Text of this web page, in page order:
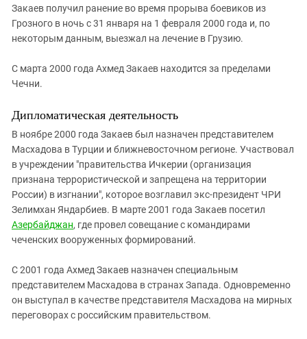
Закаев получил ранение во время прорыва боевиков из
Грозного в ночь с 31 января на 1 февраля 2000 года и, по
некоторым данным, выезжал на лечение в Грузию.
С марта 2000 года Ахмед Закаев находится за пределами
Чечни.
Дипломатическая деятельность
В ноябре 2000 года Закаев был назначен представителем
Масхадова в Турции и ближневосточном регионе. Участвовал
в учреждении "правительства Ичкерии (организация
признана террористической и запрещена на территории
России) в изгнании", которое возглавил экс-президент ЧРИ
Зелимхан Яндарбиев. В марте 2001 года Закаев посетил
Азербайджан, где провел совещание с командирами
чеченских вооруженных формирований.
С 2001 года Ахмед Закаев назначен специальным
представителем Масхадова в странах Запада. Одновременно
он выступал в качестве представителя Масхадова на мирных
переговорах с российским правительством.